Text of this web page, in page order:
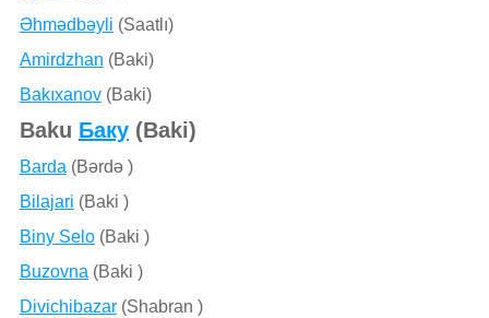
Əhmədbəyli (Saatlı)
Amirdzhan (Baki)
Bakıxanov(Baki)
Baku Баку(Baki)
Barda (Bǝrdǝ )
Bilajari (Baki )
Biny Selo(Baki )
Buzovna (Baki )
Divichibazar(Shabran )